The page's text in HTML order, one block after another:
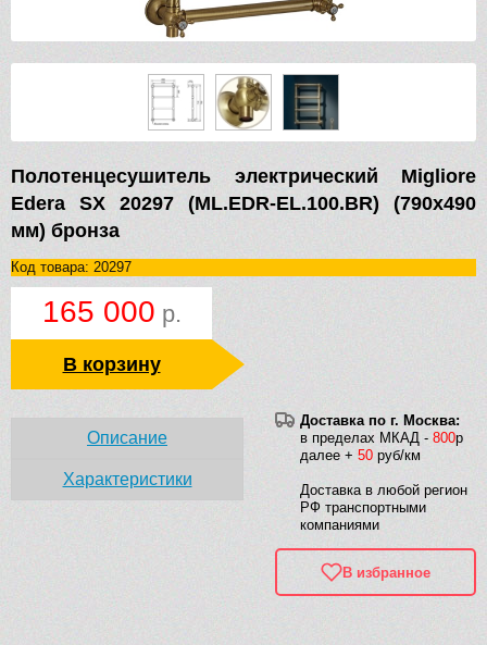
Полотенцесушитель электрический Migliore
Edera SX 20297 (ML.EDR-EL.100.BR) (790х490
мм) бронза
Код товара: 20297
165 000 р.
В корзину
Доставка по г. Москва:
в пределах МКАД - 800р
далее + 50 руб/км
Доставка в любой регион
РФ транспортными
компаниями
В избранное
Описание
Характеристики